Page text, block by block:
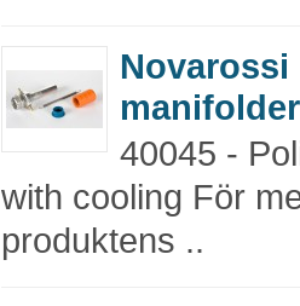
Novarossi
40045 -
with cooling För
produktens ..